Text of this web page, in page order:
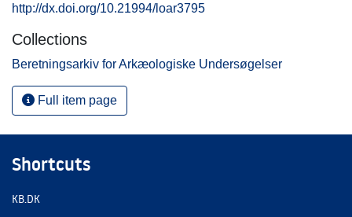
http://dx.doi.org/10.21994/loar3795
Collections
Beretningsarkiv for Arkæologiske Undersøgelser
Full item page
Shortcuts
KB.DK